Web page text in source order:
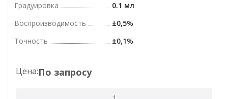
Градуировка
0.1 мл
Воспроизводимость
±0,5%
Точность
±0,1%
Цена:По запросу